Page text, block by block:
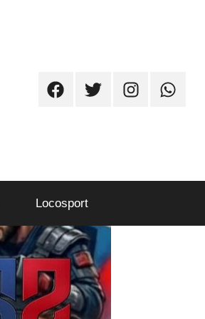
FacebookTwitter Instagram
Locosport